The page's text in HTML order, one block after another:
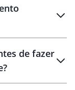
48 horas
de fazer